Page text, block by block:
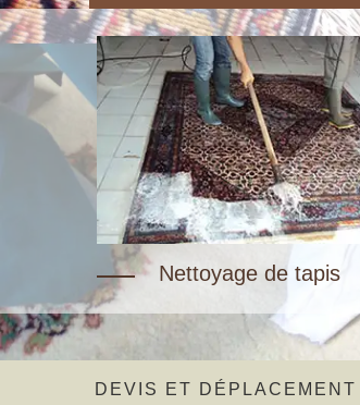
Nettoyage de tapis
DEVIS ET DÉPLACEMENT